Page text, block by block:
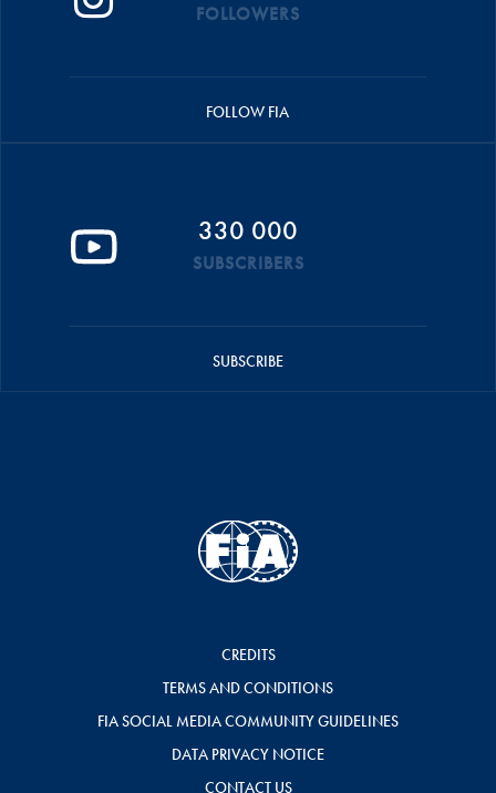
FOLLOWERS
FOLLOW FIA
330 000
SUBSCRIBERS
SUBSCRIBE
CREDITS
TERMS AND CONDITIONS
FIA SOCIAL MEDIA COMMUNITY GUIDELINES
DATA PRIVACY NOTICE
CONTACT US